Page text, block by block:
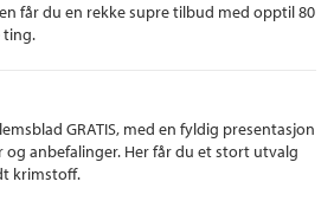
får du en rekke supre tilbud med opptil 80
ting.
GRATIS, med en fyldig presentasjon
anbefalinger. Her får du et stort utvalg
krimstoff.